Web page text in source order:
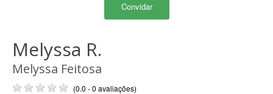
Convidar
Melyssa R.
Melyssa Feitosa
(0.0 - 0 avaliações)